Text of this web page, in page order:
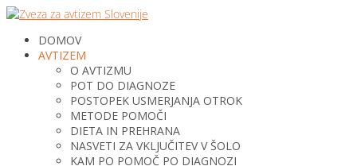
DOMOV
AVTIZEM
O AVTIZMU
POT DO DIAGNOZE
POSTOPEK USMERJANJA OTROK
METODE POMOČI
DIETA IN PREHRANA
NASVETI ZA VKLJUČITEV V ŠOLO
KAM PO POMOČ PO DIAGNOZI